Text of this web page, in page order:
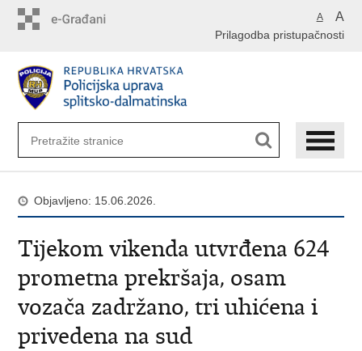
A A
Prilagodba pristupačnosti
Objavljeno: 15.06.2026.
Tijekom vikenda utvrđena 624
prometna prekršaja, osam
vozača zadržano, tri uhićena i
privedena na sud